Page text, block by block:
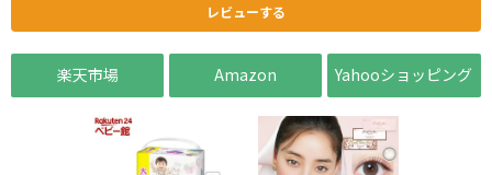
レビューする
楽天市場 Amazon Yahooショッピング